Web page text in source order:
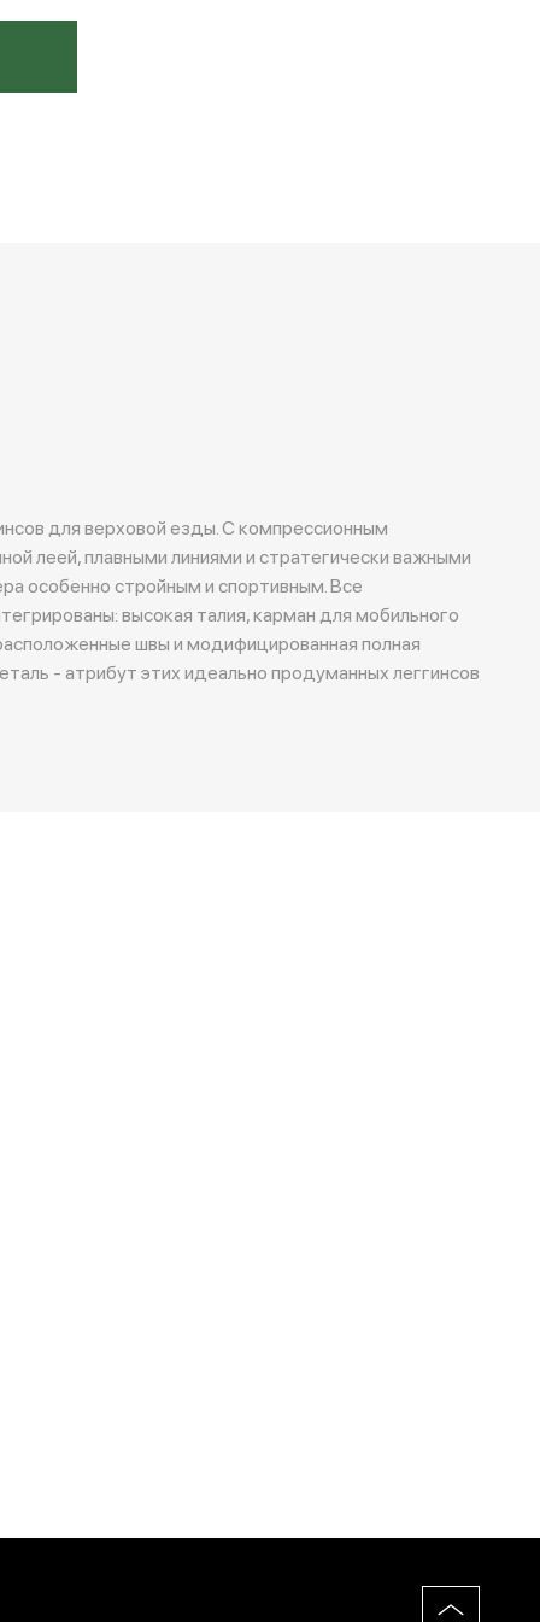
для верховой езды. С компрессионным
леей, плавными линиями и стратегически важными
особенно стройным и спортивным. Все
высокая талия, карман для мобильного
швы и модифицированная полная
- атрибут этих идеально продуманных леггинсов